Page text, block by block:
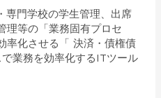
専門学校の学生管理、出席
理等の「業務固有プロセ
率化させる「 決済・債権債
業務を効率化するITツール